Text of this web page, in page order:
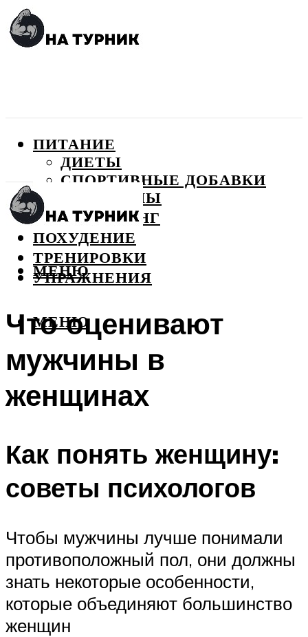
ПИТАНИЕ
ДИЕТЫ
СПОРТИВНЫЕ ДОБАВКИ
ВИТАМИНЫ
БОДИБИЛДИНГ
ПОХУДЕНИЕ
ТРЕНИРОВКИ
УПРАЖНЕНИЯ
МЕНЮ
МЕНЮ
Что оценивают
мужчины в
женщинах
Как понять женщину:
советы психологов
Чтобы мужчины лучше понимали
противоположный пол, они должны
знать некоторые особенности,
которые объединяют большинство
женщин